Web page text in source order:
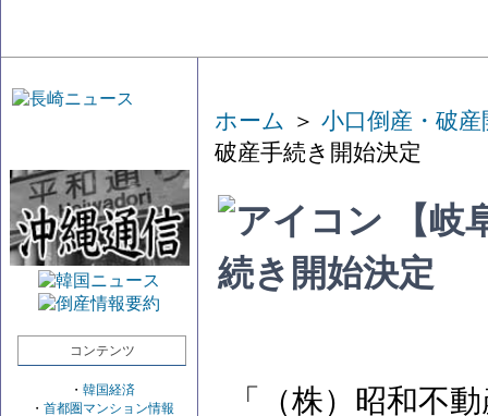
コンテンツ
・ 韓国経済
・ 首都圏マンション情報
ホーム ＞ 小口倒産・破産
破産手続き開始決定
【岐
続き開始決定
「（株）昭和不